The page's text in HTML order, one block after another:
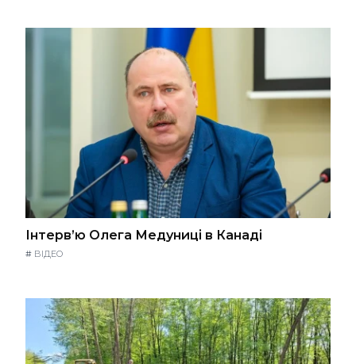
Інтерв’ю Олега Медуниці в Канаді
# ВІДЕО